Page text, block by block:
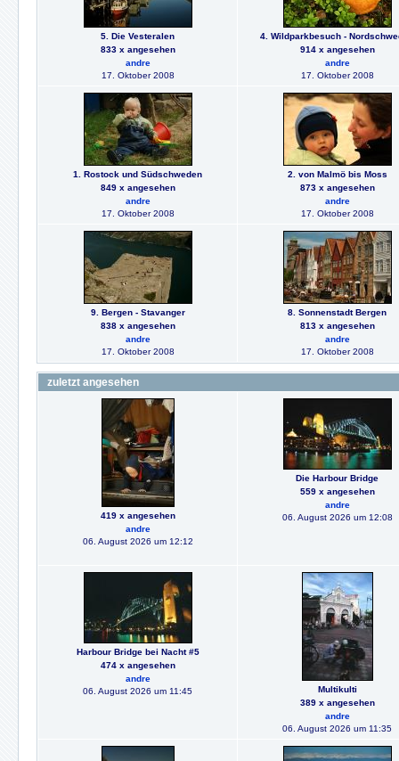
5. Die Vesteralen
833 x angesehen
andre
17. Oktober 2008
4. Wildparkbesuch -
914 x angesehen
andre
17. Oktober 2008
1. Rostock und Südschweden
849 x angesehen
andre
17. Oktober 2008
2. von Malmö bis Moss
873 x angesehen
andre
17. Oktober 2008
9. Bergen - Stavanger
838 x angesehen
andre
17. Oktober 2008
8. Sonnenstadt Bergen
813 x angesehen
andre
17. Oktober 2008
zuletzt angesehen
419 x angesehen
andre
06. August 2026 um 12:12
Die Harbour Bridge
559 x angesehen
andre
06. August 2026 um 12:08
Harbour Bridge bei Nacht #5
474 x angesehen
andre
06. August 2026 um 11:45
Multikulti
389 x angesehen
andre
06. August 2026 um 11:35